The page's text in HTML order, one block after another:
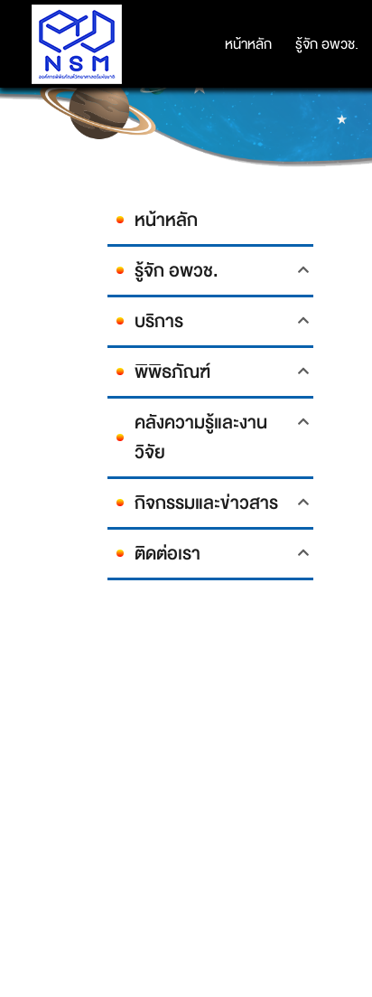
หน้าหลัก รู้จัก อพวช.
หน้าหลัก รู้จัก อพวช.
หน้าหลัก
รู้จัก อพวช.
บริการ
พิพิธภัณฑ์
คลังความรู้และงาน
วิจัย
กิจกรรมและข่าวสาร
ติดต่อเรา